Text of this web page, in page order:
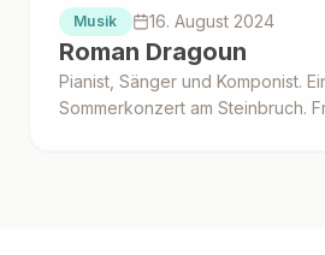
Musik 16. August 2024
Roman Dragoun
Pianist, Sänger und Komponist.
Sommerkonzert am Steinbruch.